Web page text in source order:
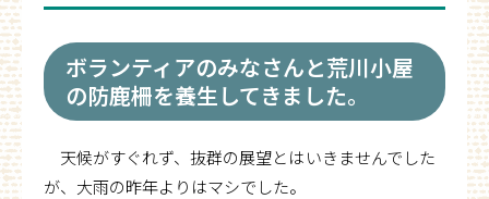
ボランティアのみなさんと荒川小屋
の防鹿柵を養生してきました。
天候がすぐれず、抜群の展望とはいきませんでした
が、大雨の昨年よりはマシでした。